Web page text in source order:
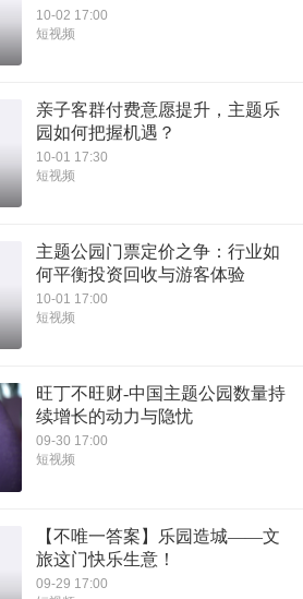
10-02 17:00
短视频
亲子客群付费意愿提升，主题乐
园如何把握机遇？
10-01 17:30
短视频
主题公园门票定价之争：行业如
何平衡投资回收与游客体验
10-01 17:00
短视频
旺丁不旺财-中国主题公园数量持
续增长的动力与隐忧
09-30 17:00
短视频
【不唯一答案】乐园造城——文
旅这门快乐生意！
09-29 17:00